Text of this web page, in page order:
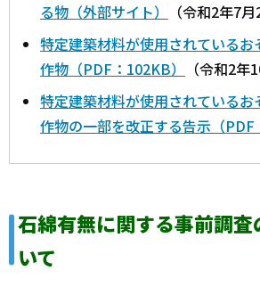
る物（外部サイト）
（令和2年7
特定建築材料が使用されている
作物（PDF：102KB）
（令和2年
特定建築材料が使用されている
作物の一部を改正する告示（PDF
石綿有無に関する事前調
いて